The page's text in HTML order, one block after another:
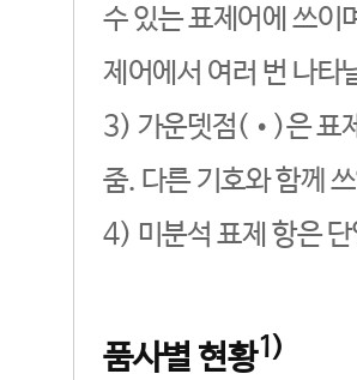
수 있는 표제어에 쓰이
제어에서 여러 번 나타
3) 가운뎃점(•)은 표
줌. 다른 기호와 함께
4) 미분석 표제 항은
품사별 현황1)